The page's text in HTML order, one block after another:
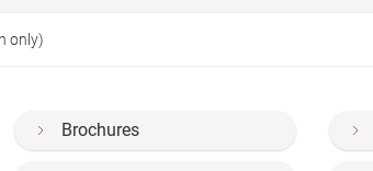
標靶藥物，目前仍屬自費藥物，費用亦相對較
化，並可改善活動能力。
only)
Brochures